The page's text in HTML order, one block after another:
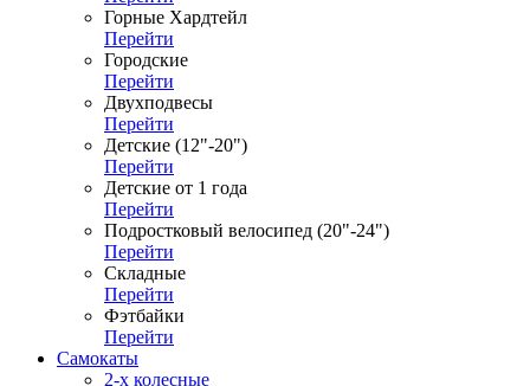
Горные Хардтейл
Перейти
Городские
Перейти
Двухподвесы
Перейти
Детские (12"-20")
Перейти
Детские от 1 года
Перейти
Подростковый велосипед (20"-24")
Перейти
Складные
Перейти
Фэтбайки
Перейти
Самокаты
2-х колесные